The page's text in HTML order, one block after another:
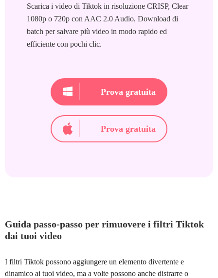
Scarica i video di Tiktok in risoluzione CRISP, Clear
1080p o 720p con AAC 2.0 Audio, Download di
batch per salvare più video in modo rapido ed
efficiente con pochi clic.
Prova gratuita
Prova gratuita
Guida passo-passo per rimuovere i filtri Tiktok
dai tuoi video
I filtri Tiktok possono aggiungere un elemento divertente e
dinamico ai tuoi video, ma a volte possono anche distrarre o